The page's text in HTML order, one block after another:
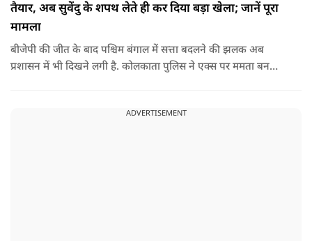
तैयार, अब सुवेंदु के शपथ लेते ही कर दिया बड़ा खेला; जानें पूरा
मामला
बीजेपी की जीत के बाद पश्चिम बंगाल में सत्ता बदलने की झलक अब
प्रशासन में भी दिखने लगी है. कोलकाता पुलिस ने एक्स पर ममता बनर्जी
ADVERTISEMENT